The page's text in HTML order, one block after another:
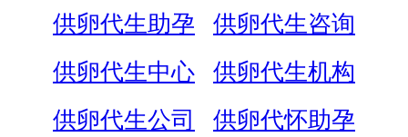
供卵代生助孕
供卵代生咨询
供卵代生中心
供卵代生机构
供卵代生公司
供卵代怀助孕